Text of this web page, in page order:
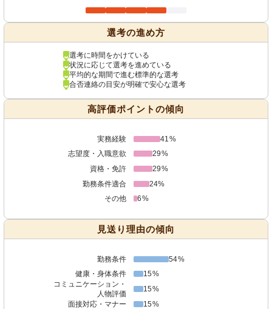
選考の進め方
選考に時間をかけている
状況に応じて選考を進めている
平均的な期間で進む標準的な選考
合否連絡の目安が明確で安心な選考
高評価ポイントの傾向
実務経験
41%
志望度・入職意欲
29%
資格・免許
29%
勤務条件適合
24%
その他
6%
見送り理由の傾向
勤務条件
54%
健康・身体条件
15%
コミュニケーション・
人物評価
15%
面接対応・マナー
15%